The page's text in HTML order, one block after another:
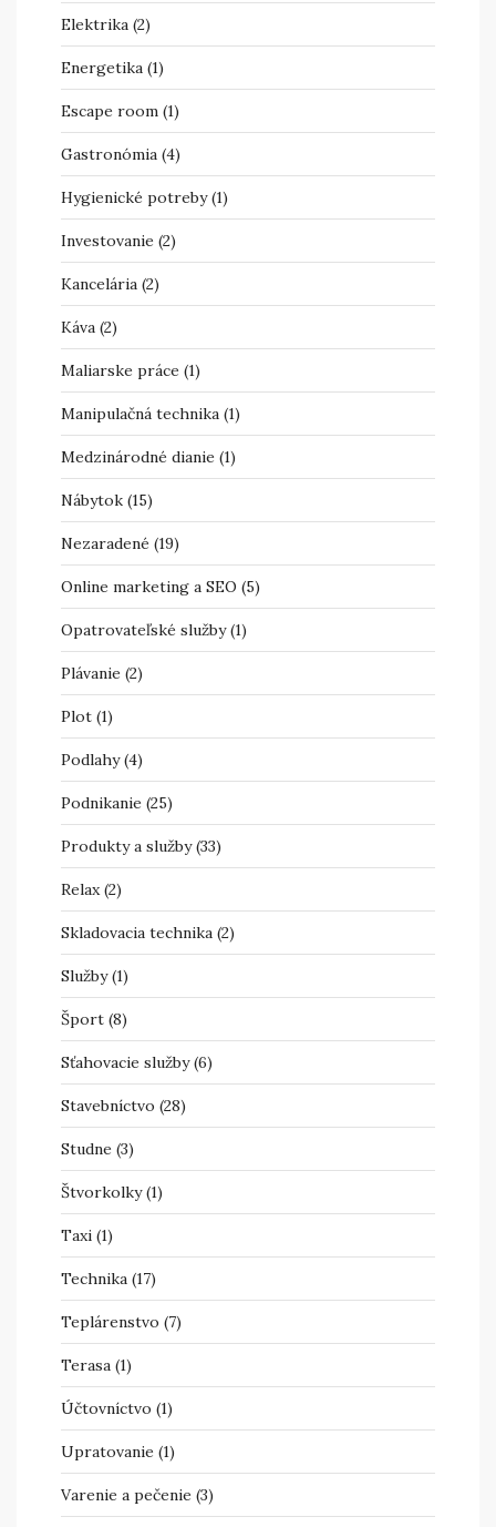
Elektrika (2)
Energetika (1)
Escape room (1)
Gastronómia (4)
Hygienické potreby(1)
Investovanie (2)
Kancelária (2)
Káva (2)
Maliarske práce (1)
Manipulačná technika (1)
Medzinárodné dianie (1)
Nábytok (15)
Nezaradené (19)
Online marketing a SEO (5)
Opatrovateľské služby(1)
Plávanie (2)
Plot (1)
Podlahy(4)
Podnikanie (25)
Produkty a služby(33)
Relax(2)
Skladovacia technika (2)
Služby(1)
Šport (8)
Sťahovacie služby(6)
Stavebníctvo (28)
Studne (3)
Štvorkolky(1)
Taxi (1)
Technika (17)
Teplárenstvo (7)
Terasa (1)
Účtovníctvo (1)
Upratovanie (1)
Varenie a pečenie (3)